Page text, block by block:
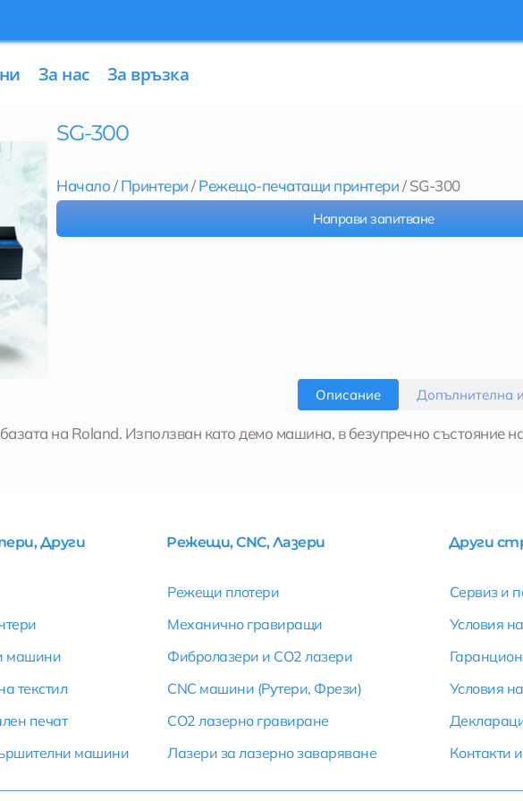
За нас За връзка
SG-300
Начало/Принтери/Режещо-печатащи принтери/ SG-300
Направи запитване
Описание Допълнителна
на Roland. Използван като демо машина, в безупречно състояние
Други
машини
текстил
печат
машини
Режещи, CNC, Лазери
Режещи плотери
Механично гравиращи
Фибролазери и CO2 лазери
CNC машини (Рутери, Фрези)
CO2 лазерно гравиране
Лазери за лазерно заваряване
Други
Сервиз и
Условия
Условия
Контакти